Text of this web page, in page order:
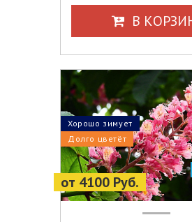
В
от 4100 Руб.
Долго цветёт
Хорошо зимует